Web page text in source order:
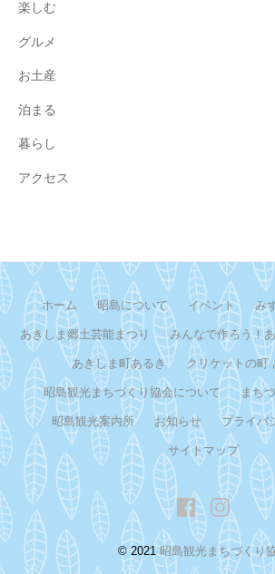
楽しむ
グルメ
お土産
泊まる
暮らし
アクセス
ホーム 昭島について イベント み
あきしま郷土芸能まつり みんなで作ろう！
あきしま町あるき クリケットの町
昭島観光まちづくり協会について まち
昭島観光案内所 お知らせ プライバ
サイトマップ
Facebook
イ
ン
ス
© 2021昭島観光まちづくり